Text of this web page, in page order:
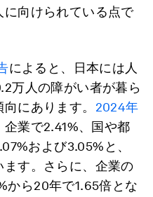
向けられている点で
によると、日本には人
万人の障がい者が暮ら
にあります。 2024年
企業で2.41%、国や都
および3.05%と、
す。さらに、企業の
から20年で1.65倍とな